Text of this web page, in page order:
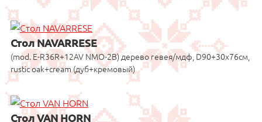
Стол NAVARRESE
(mod. E-R36R+12AV NMO-2B) дерево гевея/мдф, D90+30x76см,
rustic oak+cream (дуб+кремовый)
Стол VAN HORN